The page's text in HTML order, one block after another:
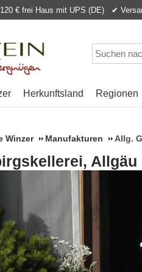
€ frei Haus mit UPS (DE) ✔
Herkunftsland Regionen
Winzer Manufakturen Allg.
Allgäu